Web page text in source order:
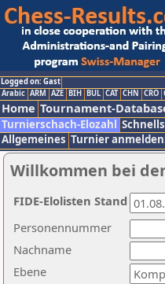
Logged on: Gast
Arabic ARM AZE BIH BUL CAT CHN CRO
Home Tournament-
Turnierschach-Elozahl
Allgemeines Turnier
Willkommen bei
Nachname
Ebene
Personennummer
FIDE-Elolisten Stand